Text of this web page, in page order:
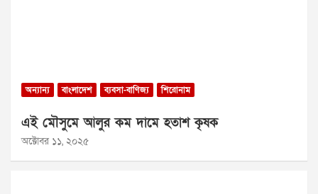
অন্যান্য বাংলাদেশ ব্যবসা-বাণিজ্য শিরোনাম
এই মৌসুমে আলুর কম দামে হতাশ কৃষক
অক্টোবর ১১, ২০২৫